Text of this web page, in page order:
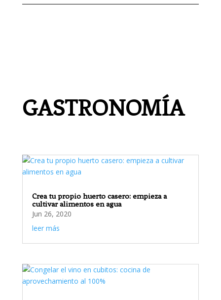
GASTRONOMÍA
Crea tu propio huerto casero: empieza a
cultivar alimentos en agua
Jun 26, 2020
leer más